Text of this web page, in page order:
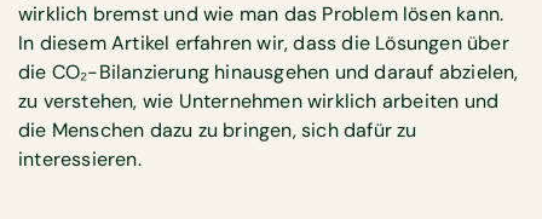
wirklich bremst und wie man das Problem lösen kann.
In diesem Artikel erfahren wir, dass die Lösungen über
die CO₂-Bilanzierung hinausgehen und darauf abzielen,
zu verstehen, wie Unternehmen wirklich arbeiten und
die Menschen dazu zu bringen, sich dafür zu
interessieren.